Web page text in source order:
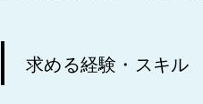
求める経験・スキル